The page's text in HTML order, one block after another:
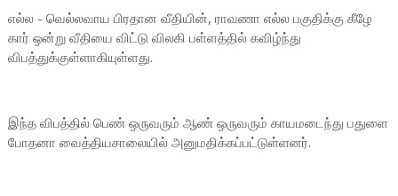
எல்ல - வெல்லவாய பிரதான வீதியின், ராவணா எல்ல பகுதிக்கு கீழே
கார் ஒன்று வீதியை விட்டு விலகி பள்ளத்தில் கவிழ்ந்து
விபத்துக்குள்ளாகியுள்ளது.
இந்த விபத்தில் பெண் ஒருவரும் ஆண் ஒருவரும் காயமடைந்து பதுளை
போதனா வைத்தியசாலையில் அனுமதிக்கப்பட்டுள்ளனர்.